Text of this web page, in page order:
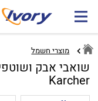
מוצרי חשמל
Karcher